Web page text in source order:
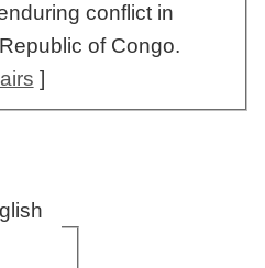
conflict in
of Congo.
]